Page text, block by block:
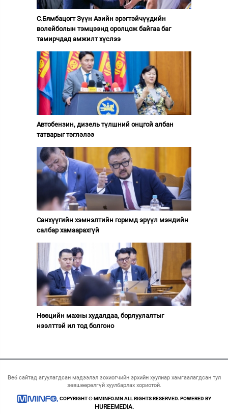
С.Бямбацогт Зүүн Азийн эрэгтэйчүүдийн
волейболын тэмцээнд оролцож байгаа баг
тамирчдад амжилт хүслээ
Автобензин, дизель түлшний онцгой албан
татварыг тэглэлээ
Санхүүгийн хэмнэлтийн горимд эрүүл мэндийн
салбар хамаарахгүй
Нөөцийн махны худалдаа, борлуулалтыг
нээлттэй ил тод болгоно
Веб сайтад агуулагдсан мэдээлэл зохиогчийн эрхийн хуулиар хамгаалагдсан тул
зөвшөөрөлгүй хуулбарлах хориотой.
COPYRIGHT © MMINFO.MN ALL RIGHTS RESERVED. POWERED BY
HUREEMEDIA.